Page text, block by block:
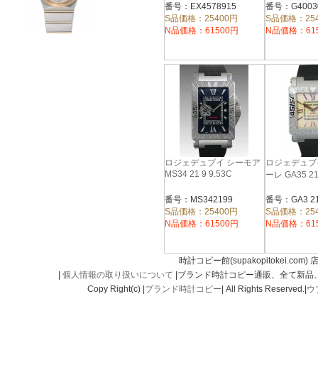
番号：EX4578915
S品価格：25400円
N品価格：61500円
番号：
S品価格：
N品価格：
ロジェデュブイ シーモア
MS34 21 9 9.53C
番号：MS342199
S品価格：25400円
N品価格：61500円
ロジェデュ
ーレ GA35
番号：GA3
S品価格：
N品価格：
時計コピー館(supakopitokei.com)
個人情報の取り扱いについて |ブランド時計コピー通販、全て新
Copy Right(c) | ブランド時計コピー | All Rights Reserved.| ウ